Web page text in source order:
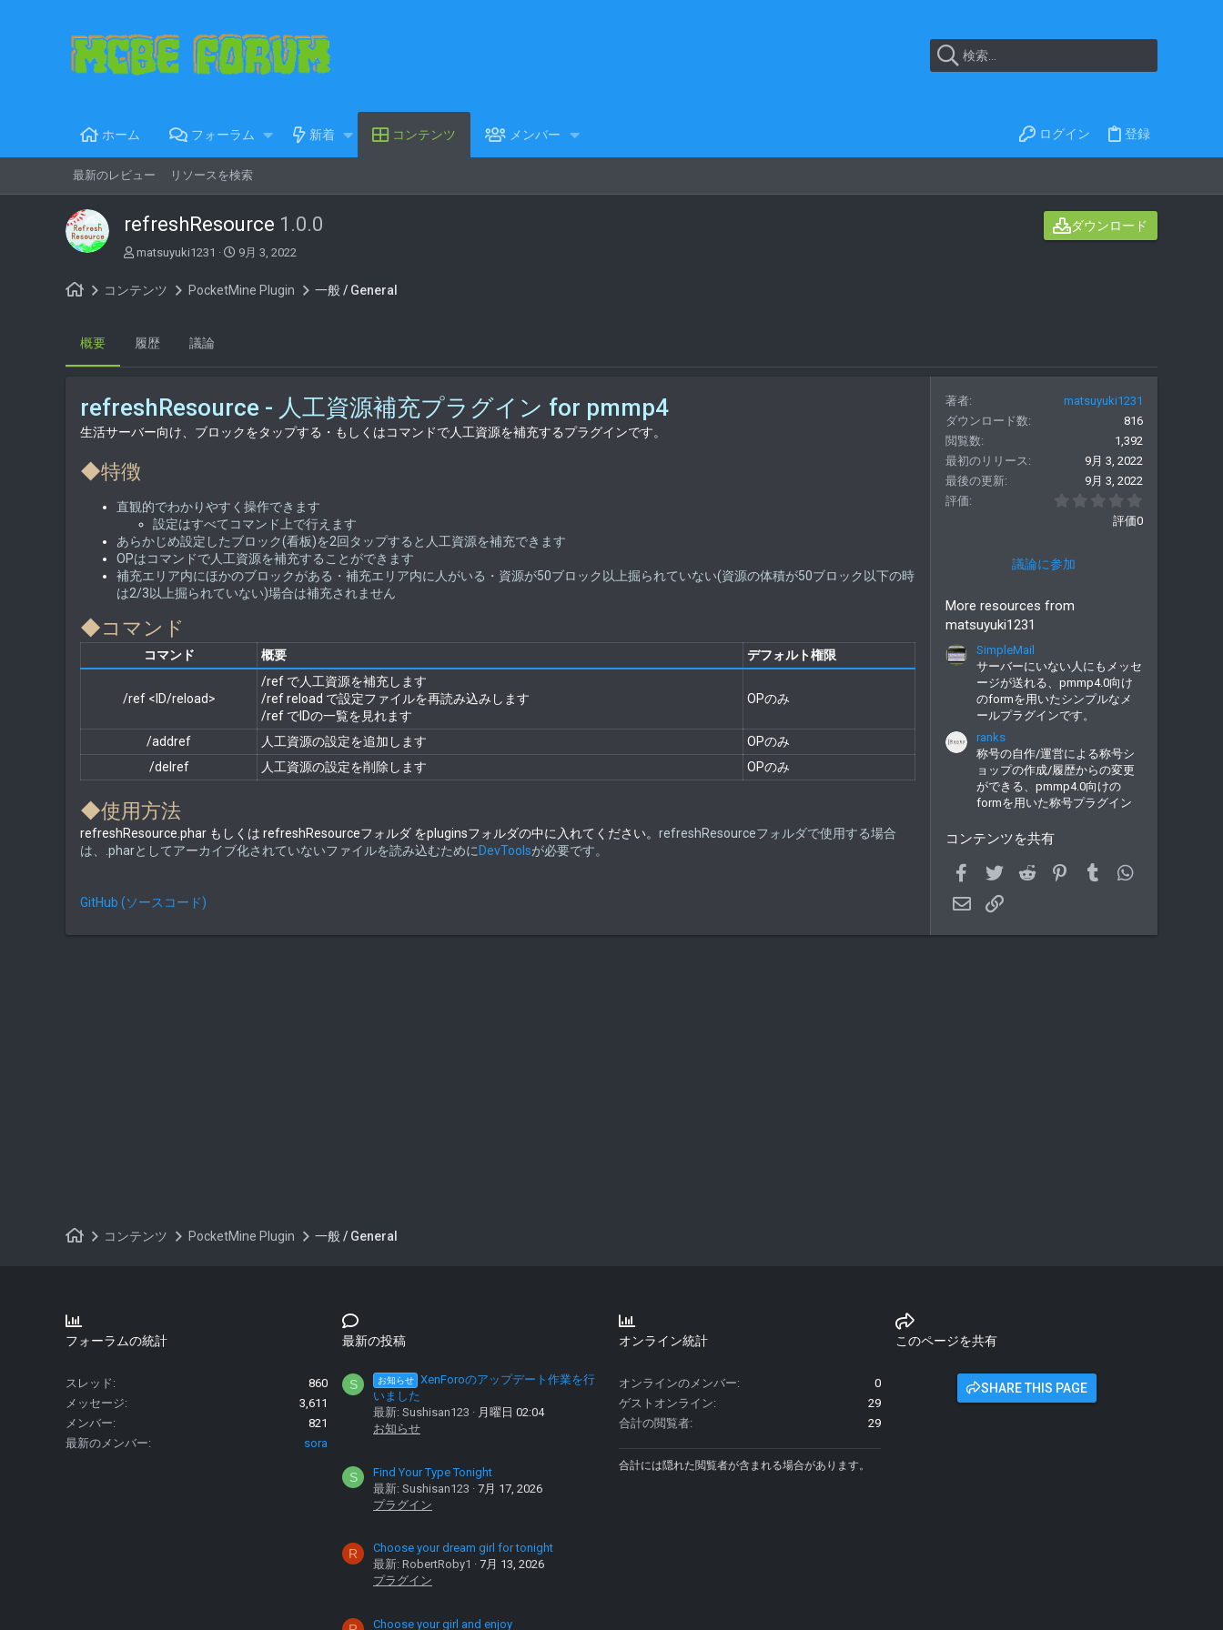
ホーム フォーラム 新着 コンテンツ メンバー ログイン 登録
最新のレビュー リソースを検索
refreshResource 1.0.0 ダウンロード
著
matsuyuki1231
C
e
n
t
e
9月 3, 2022
コンテンツ PocketMine Plugin 一般 / General
概要 履歴 議論
refreshResource - 人工資源補充プラグイン for pmmp4
生活サーバー向け、ブロックをタップする・もしくはコマンドで人工資源を補充するプラグインです。
◆特徴
直観的でわかりやすく操作できます
設定はすべてコマンド上で行えます
あらかじめ設定したブロック(看板)を2回タップすると人工資源を補充できます
OPはコマンドで人工資源を補充することができます
補充エリア内にほかのブロックがある・補充エリア内に人がいる・資源が50ブロック以上掘られていない(資源の体積が50ブロック以下の時
は2/3以上掘られていない)場合は補充されません
◆コマンド
コマンド​ 概要​ デフォルト権限​
/ref <ID/reload>​
/ref で人工資源を補充します
/ref reload で設定ファイルを再読み込みします
/ref でIDの一覧を見れます​
OPのみ​
/addref​ 人工資源の設定を追加します​
OPのみ​
/delref​
人工資源の設定を削除します​ OPのみ​
◆使用方法
refreshResource.phar もしくは refreshResourceフォルダ をpluginsフォルダの中に入れてください。 refreshResourceフォルダで使用する場合
は、.pharとしてアーカイブ化されていないファイルを読み込むためにDevToolsが必要です。
GitHub (ソースコード)
著者
matsuyuki1231
ダウンロード数
816
閲覧数
1,392
最初のリリース
9月 3, 2022
最後の更新
9月 3, 2022
評価
評価0
議論に参加
More resources from
matsuyuki1231
SimpleMail
サーバーにいない人にもメッセ
ージが送れる、pmmp4.0向け
のformを用いたシンプルなメ
ールプラグインです。
ranks
称号の自作/運営による称号シ
ョップの作成/履歴からの変更
ができる、pmmp4.0向けの
formを用いた称号プラグイン
コンテンツを共有
Facebook
TwitterReddit PinterestTumblr
メールアドレス
Link
コンテンツ PocketMine Plugin 一般 / General
フォーラムの統計
スレッド
860
メッセージ
3,611
メンバー
821
最新のメンバー
sora
最新の投稿
S お知らせ XenForoのアップデート作業を行
いました
最新: Sushisan123
月曜日 02:04
お知らせ
S
Find Your Type Tonight
最新: Sushisan123
7月 17, 2026
プラグイン
R
Choose your dream girl for tonight
最新: RobertRoby1
7月 13, 2026
プラグイン
Choose your girl and enjoy
オンライン統計
オンラインのメンバー
0
ゲストオンライン
29
合計の閲覧者
29
合計には隠れた閲覧者が含まれる場合があります。
このページを共有
SHARE THIS PAGE